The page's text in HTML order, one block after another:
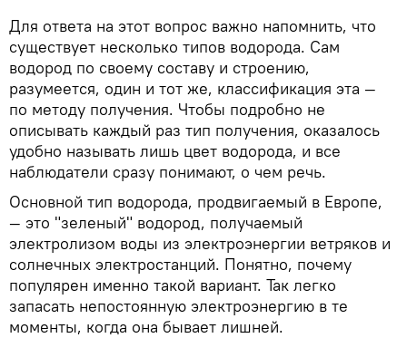
Для ответа на этот вопрос важно напомнить, что
существует несколько типов водорода. Сам
водород по своему составу и строению,
разумеется, один и тот же, классификация эта —
по методу получения. Чтобы подробно не
описывать каждый раз тип получения, оказалось
удобно называть лишь цвет водорода, и все
наблюдатели сразу понимают, о чем речь.
Основной тип водорода, продвигаемый в Европе,
— это "зеленый" водород, получаемый
электролизом воды из электроэнергии ветряков и
солнечных электростанций. Понятно, почему
популярен именно такой вариант. Так легко
запасать непостоянную электроэнергию в те
моменты, когда она бывает лишней.